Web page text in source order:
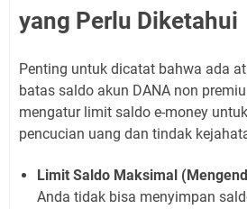
yang Perlu Diketahui
Penting untuk dicatat bahwa ada
batas saldo akun DANA non
mengatur limit saldo e-money
pencucian uang dan tindak
Limit Saldo Maksimal
Anda tidak bisa menyimpan